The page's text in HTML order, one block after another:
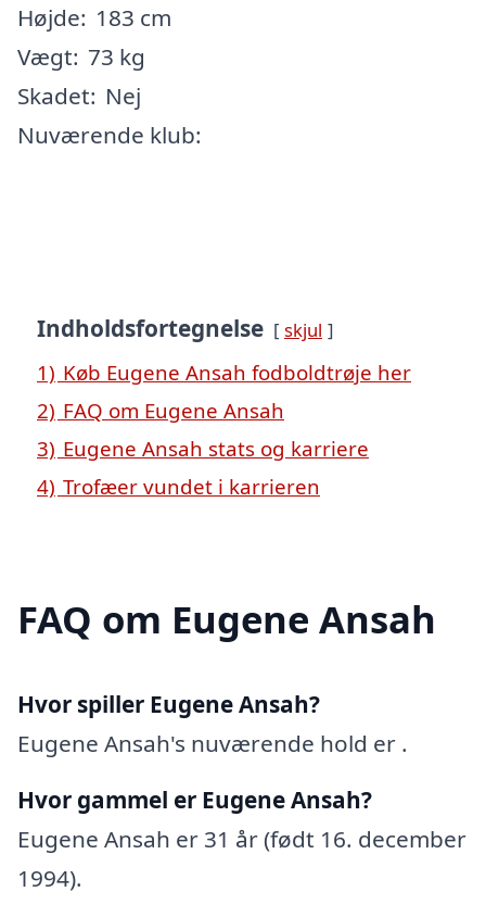
Højde: 183 cm
Vægt: 73 kg
Skadet: Nej
Nuværende klub:
Indholdsfortegnelse skjul
1) Køb Eugene Ansah fodboldtrøje her
2) FAQ om Eugene Ansah
3) Eugene Ansah stats og karriere
4) Trofæer vundet i karrieren
FAQ om Eugene Ansah
Hvor spiller Eugene Ansah?
Eugene Ansah's nuværende hold er .
Hvor gammel er Eugene Ansah?
Eugene Ansah er 31 år (født 16. december
1994).